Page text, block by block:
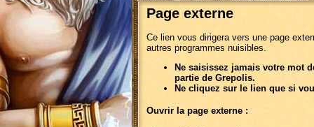
Page externe
Ce lien vous dirigera vers une page
autres programmes nuisibles.
Ne saisissez jamais votre mot
partie de Grepolis.
Ne cliquez sur le lien que si
Ouvrir la page externe :